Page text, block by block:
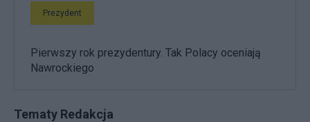
Prezydent
Pierwszy rok prezydentury. Tak Polacy oceniają
Nawrockiego
Tematy Redakcja